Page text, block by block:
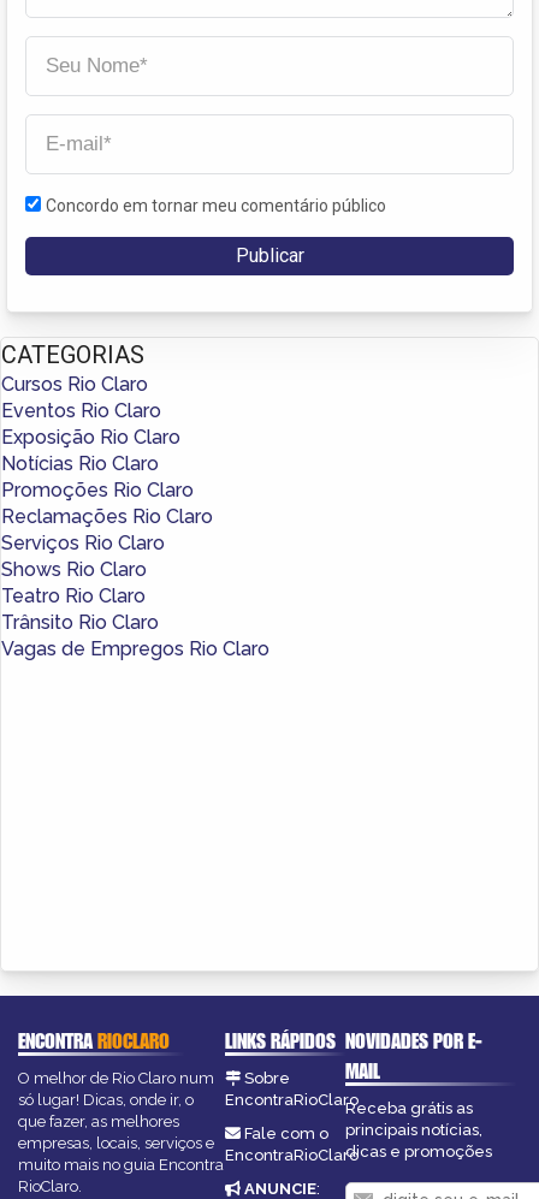
Concordo em tornar meu comentário público
CATEGORIAS
Cursos Rio Claro
Eventos Rio Claro
Exposição Rio Claro
Notícias Rio Claro
Promoções Rio Claro
Reclamações Rio Claro
Serviços Rio Claro
Shows Rio Claro
Teatro Rio Claro
Trânsito Rio Claro
Vagas de Empregos Rio Claro
ENCONTRARIOCLARO
O melhor de Rio Claro num
só lugar! Dicas, onde ir, o
que fazer, as melhores
empresas, locais, serviços e
muito mais no guia Encontra
RioClaro.
LINKS RÁPIDOS
Sobre
EncontraRioClaro
Fale com o
EncontraRioClaro
ANUNCIE:
NOVIDADES POR E-
MAIL
Receba grátis as
principais notícias,
dicas e promoções